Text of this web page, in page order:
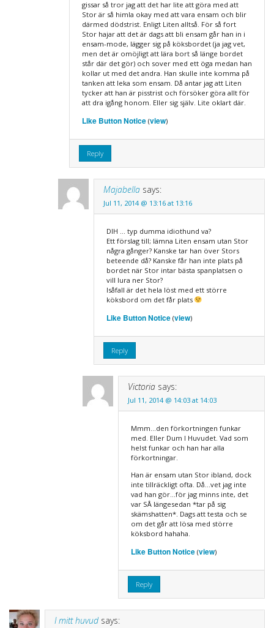
gissar så tror jag att det har lite att göra med att
Stor är så himla okay med att vara ensam och blir
därmed dödstrist. Enligt Liten alltså. För så fort
Stor hajar att det är dags att bli ensam går han in i
ensam-mode, lägger sig på köksbordet (ja jag vet,
men det är omöjligt att lära bort så länge bordet
står där det gör) och sover med ett öga medan han
kollar ut med det andra. Han skulle inte komma på
tanken att leka som ensam. Då antar jag att Liten
tycker att han är pisstrist och försöker göra allt för
att dra igång honom. Eller sig själv. Lite oklart där.
Like Button Notice(view)
Reply
Majabella says:
Jul 11, 2014 @ 13:16 at 13:16
DIH … typ dumma idiothund va?
Ett förslag till; lämna Liten ensam utan Stor
några gånger? Kanske tar han över Stors
beteende då? Kanske får han inte plats på
bordet när Stor intar bästa spanplatsen o
vill lura ner Stor?
Isåfall är det hela löst med ett större
köksbord om det får plats
Like Button Notice(view)
Reply
Victoria says:
Jul 11, 2014 @ 14:03 at 14:03
Mmm…den förkortningen funkar
med. Eller Dum I Huvudet. Vad som
helst funkar och han har alla
förkortningar.
Han är ensam utan Stor ibland, dock
inte tillräckligt ofta. Då…vet jag inte
vad han gör…för jag minns inte, det
var SÅ längesedan *tar på sig
skämshatten*. Dags att testa och se
om det går att lösa med större
köksbord hahaha.
Like Button Notice(view)
Reply
I mitt huvud says: